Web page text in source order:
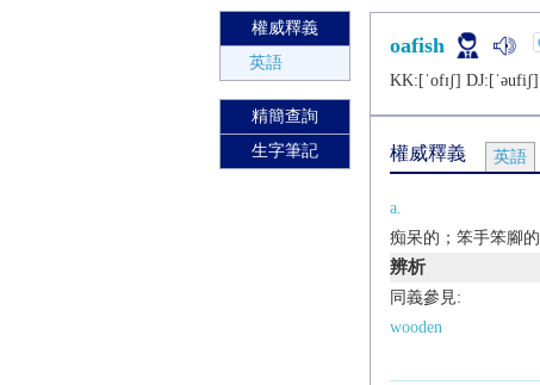
權威釋義
英語
精簡查詢
生字筆記
oafish
KK:[ˈofɪʃ] DJ:[ˈǝufiʃ]
權威釋義 英語
a.
痴呆的；笨手笨腳的
辨析
同義參見:
wooden